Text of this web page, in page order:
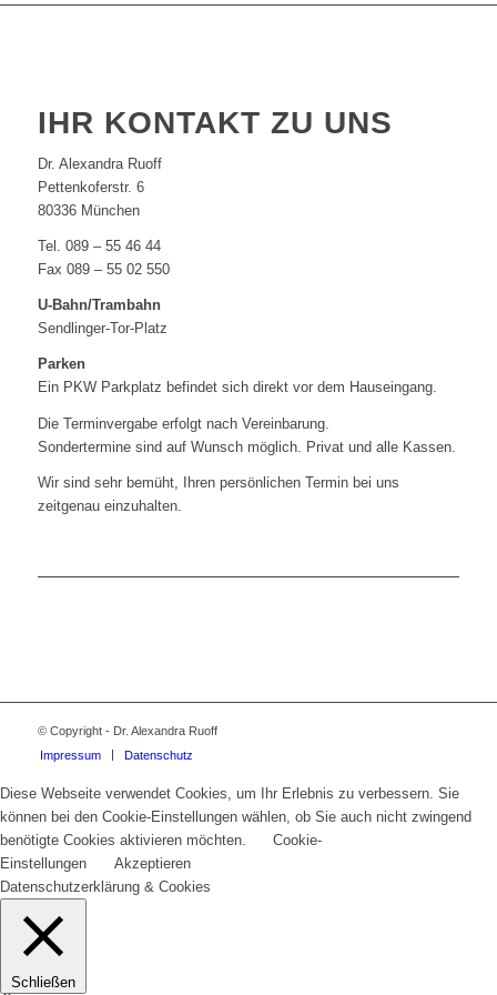
IHR KONTAKT ZU UNS
Dr. Alexandra Ruoff
Pettenkoferstr. 6
80336 München
Tel. 089 – 55 46 44
Fax 089 – 55 02 550
U-Bahn/Trambahn
Sendlinger-Tor-Platz
Parken
Ein PKW Parkplatz befindet sich direkt vor dem Hauseingang.
Die Terminvergabe erfolgt nach Vereinbarung.
Sondertermine sind auf Wunsch möglich. Privat und alle Kassen.
Wir sind sehr bemüht, Ihren persönlichen Termin bei uns
zeitgenau einzuhalten.
© Copyright - Dr. Alexandra Ruoff
Impressum
Datenschutz
Diese Webseite verwendet Cookies, um Ihr Erlebnis zu verbessern. Sie
können bei den Cookie-Einstellungen wählen, ob Sie auch nicht zwingend
benötigte Cookies aktivieren möchten.
Cookie-
Einstellungen
Akzeptieren
Datenschutzerklärung & Cookies
Schließen